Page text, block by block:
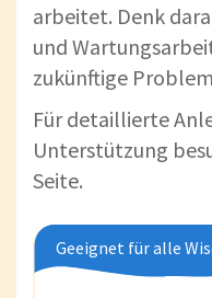
arbeitet. Denk
und
zukünftige
Für detaillierte
Unterstützung
Seite.
Geeignet für alle